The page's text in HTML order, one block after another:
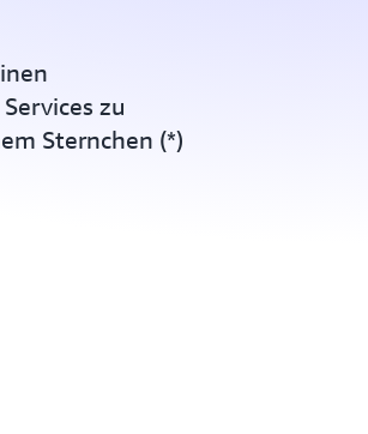
zu
Sternchen (*)